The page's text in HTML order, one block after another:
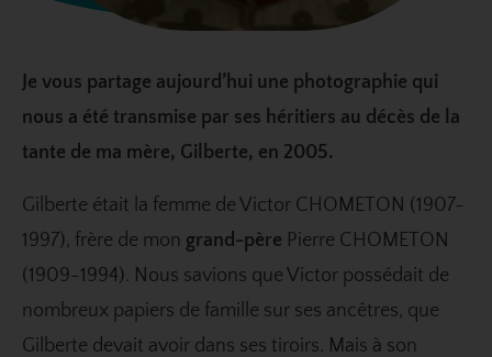
Je vous partage aujourd’hui une photographie qui
nous a été transmise par ses héritiers au décès de la
tante de ma mère, Gilberte, en 2005.
Gilberte était la femme de Victor CHOMETON (1907-
1997), frère de mon grand-père Pierre CHOMETON
(1909-1994). Nous savions que Victor possédait de
nombreux papiers de famille sur ses ancêtres, que
Gilberte devait avoir dans ses tiroirs. Mais à son